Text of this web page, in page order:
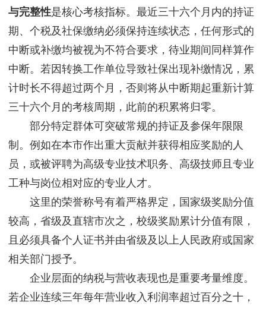
与完整性是核心考核指标。最近三十六个月内的持证
期、个税及社保缴纳必须保持连续状态，任何形式的
中断或补缴均被视为不符合要求，待业期间同样算作
中断。若因转换工作单位导致社保出现补缴情况，累
计时长不得超过两个月，否则将从中断期起重新计算
三十六个月的考核周期，此前的积累将归零。
部分特定群体可突破常规的持证及参保年限限
制。例如在本市作出重大贡献并获得相应奖励的人
员，或被评聘为高级专业技术职务、高级技师且专业
工种与岗位相对应的专业人才。
这里的荣誉称号有着严格界定，国家级奖励分值
较高，省级及直辖市次之，校级奖励累计分值有限，
且必须具备个人证书并由省级及以上人民政府或国家
相关部门授予。
企业层面的纳税与营收表现也是重要考量维度。
若企业连续三年每年营业收入利润率超过百分之十，